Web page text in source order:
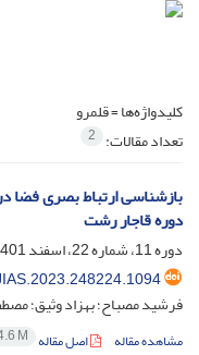
کلیدواژه‌ها =قلمرو
تعداد مقالات: 2
بازشناسی ارتباط بصری فضا
دوره قاجار رشت
دوره 11، شماره 22، اسفند 1401، صفحه
فرشید مصباح؛ بهزاد وثیق؛
مشاهده مقاله اصل مقاله M